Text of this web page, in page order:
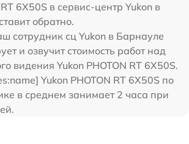
6X50S в сервис-центр Yukon в
обратно.
сотрудник сц Yukon в Барнауле
и озвучит стоимость работ над
видения Yukon PHOTON RT 6X50S.
Yukon PHOTON RT 6X50S по
в среднем занимает 2 часа при